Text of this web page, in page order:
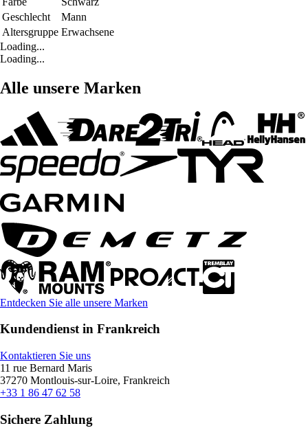
Geschlecht
Mann
Altersgruppe Erwachsene
Loading...
Loading...
Alle unsere Marken
Entdecken Sie alle unsere Marken
Kundendienst in Frankreich
Kontaktieren Sie uns
11 rue Bernard Maris
37270 Montlouis-sur-Loire, Frankreich
+33 1 86 47 62 58
Sichere Zahlung